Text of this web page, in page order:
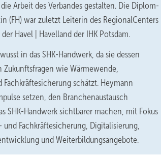
Arbeit des Verbandes gestalten. Die Diplom-
(FH) war zuletzt Leiterin des RegionalCenters
Havel | Havelland der IHK Potsdam.
in das SHK-Handwerk, da sie dessen
Zukunftsfragen wie Wärmewende,
Fachkräftesicherung schätzt. Heymann
setzen, den Branchenaustausch
SHK-Handwerk sichtbarer machen, mit Fokus
und Fachkräftesicherung, Digitalisierung,
und Weiterbildungsangebote.